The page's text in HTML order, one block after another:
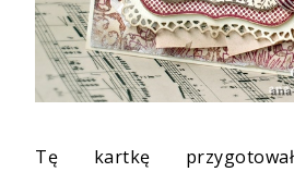
Tę kartkę